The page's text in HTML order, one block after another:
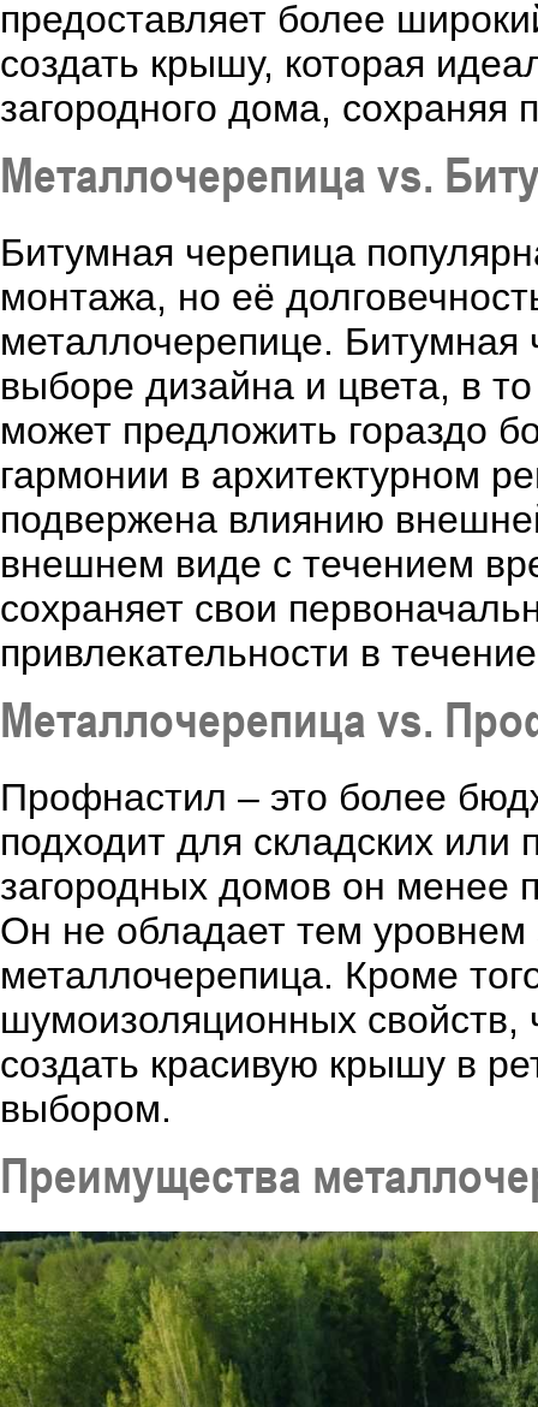
предоставляет более
создать крышу, которая
загородного дома, сохраняя
Металлочерепица vs.
Битумная черепица
монтажа, но её
металлочерепице. Битумная
выборе дизайна и цвета, в
может предложить гораздо
гармонии в архитектурном
подвержена влиянию
внешнем виде с течением
сохраняет свои
привлекательности в
Металлочерепица vs.
Профнастил – это более
подходит для складских
загородных домов он менее
Он не обладает тем уровнем
металлочерепица. Кроме
шумоизоляционных
создать красивую крышу в
выбором.
Преимущества